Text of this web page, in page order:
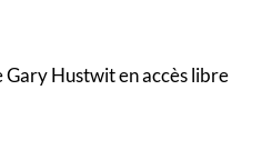
Gary Hustwit en accès libre